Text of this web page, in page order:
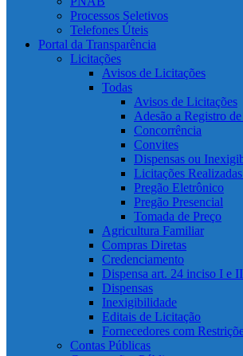
Processos Seletivos
Telefones Úteis
Portal da Transparência
Licitações
Avisos de Licitações
Todas
Avisos de Licitações
Adesão a Registro
Concorrência
Convites
Dispensas ou
Licitações
Pregão Eletrônico
Pregão Presencial
Tomada de Preço
Agricultura Familiar
Compras Diretas
Credenciamento
Dispensa art. 24 inciso I e
Dispensas
Inexigibilidade
Editais de Licitação
Fornecedores com
Contas Públicas